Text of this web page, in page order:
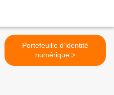
Portefeuille d’identité
numérique >